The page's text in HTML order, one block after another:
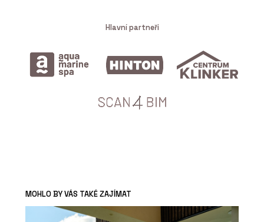
Hlavní partneři
MOHLO BY VÁS TAKÉ ZAJÍMAT